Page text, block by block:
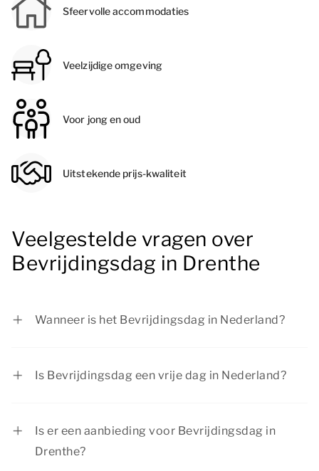
Sfeervolle accommodaties
Veelzijdige omgeving
Voor jong en oud
Uitstekende prijs-kwaliteit
Veelgestelde vragen over
Bevrijdingsdag in Drenthe
Wanneer is het Bevrijdingsdag in Nederland?
Is Bevrijdingsdag een vrije dag in Nederland?
Is er een aanbieding voor Bevrijdingsdag in
Drenthe?